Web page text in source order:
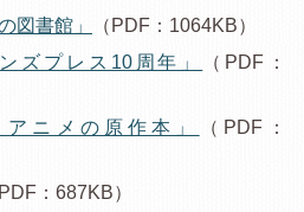
図書館」
（PDF：1064KB）
ズプレス10周年」
（PDF：
アニメの原作本」
（PDF：
PDF：687KB）